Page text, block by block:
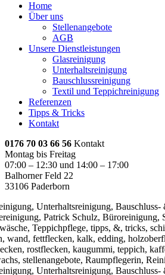
Home
Über uns
Stellenangebote
AGB
Unsere Dienstleistungen
Glasreinigung
Unterhaltsreinigung
Bauschlussreinigung
Textil und Teppichreinigung
Referenzen
Tipps & Tricks
Kontakt
0176 70 03 66 56 Kontakt
Montag bis Freitag
07:00 – 12:30 und 14:00 – 17:00
Balhorner Feld 22
33106 Paderborn